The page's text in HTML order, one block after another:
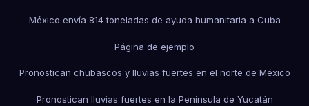
México envía 814 toneladas de ayuda humanitaria a Cuba
Página de ejemplo
Pronostican chubascos y lluvias fuertes en el norte de México
Pronostican lluvias fuertes en la Península de Yucatán